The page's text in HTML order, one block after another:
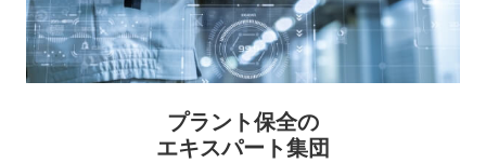
プラント保全の
エキスパート集団